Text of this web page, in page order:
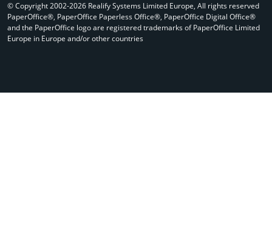
© Copyright 2002-2026 Realify Systems Limited Europe, All rights reserved
PaperOffice®, PaperOffice Paperless Office®, PaperOffice Digital Office®
and the PaperOffice logo are registered trademarks of PaperOffice Limited
Europe in Europe and/or other countries